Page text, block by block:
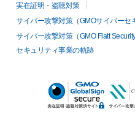
実在証明・盗聴対策
サイバー攻撃対策（GMOサイバーセ
サイバー攻撃対策（GMO Flatt Security
セキュリティ事業の軌跡